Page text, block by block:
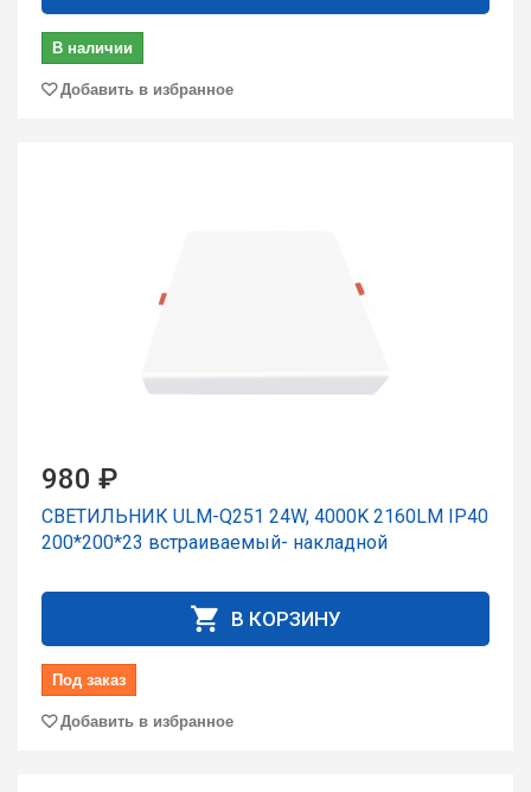
В наличии
Добавить в избранное
980 ₽
СВЕТИЛЬНИК ULM-Q251 24W, 4000K 2160LM IP40
200*200*23 встраиваемый- накладной
В КОРЗИНУ
Под заказ
Добавить в избранное